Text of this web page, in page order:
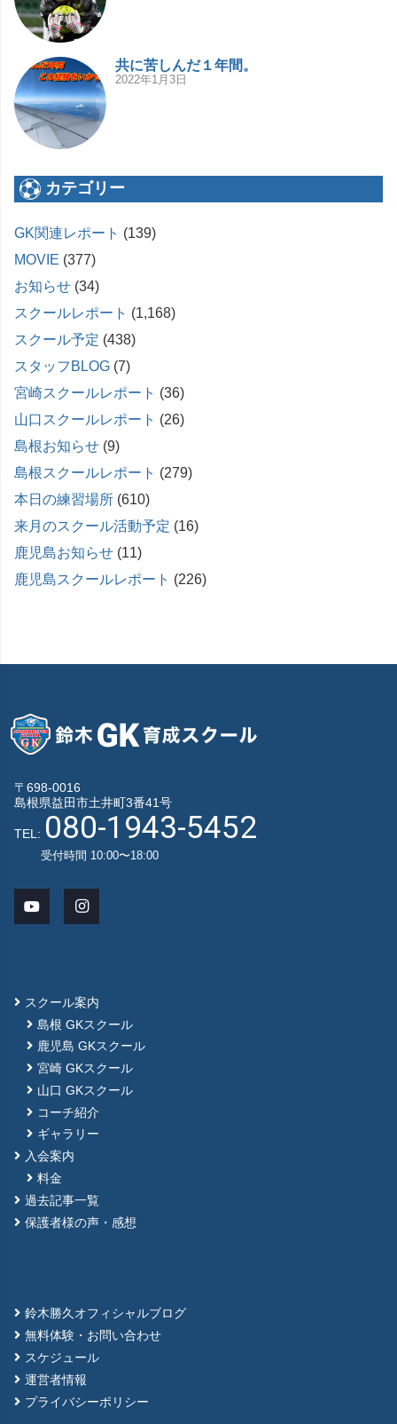
共に苦しんだ１年間。
2022年1月3日
カテゴリー
GK関連レポート (139)
MOVIE (377)
お知らせ (34)
スクールレポート (1,168)
スクール予定 (438)
スタッフBLOG (7)
宮崎スクールレポート (36)
山口スクールレポート (26)
島根お知らせ (9)
島根スクールレポート (279)
本日の練習場所 (610)
来月のスクール活動予定 (16)
鹿児島お知らせ (11)
鹿児島スクールレポート (226)
〒698-0016
島根県益田市土井町3番41号
TEL: 080-1943-5452
受付時間 10:00〜18:00
スクール案内
島根 GKスクール
鹿児島 GKスクール
宮崎 GKスクール
山口 GKスクール
コーチ紹介
ギャラリー
入会案内
料金
過去記事一覧
保護者様の声・感想
鈴木勝久オフィシャルブログ
無料体験・お問い合わせ
スケジュール
運営者情報
プライバシーポリシー